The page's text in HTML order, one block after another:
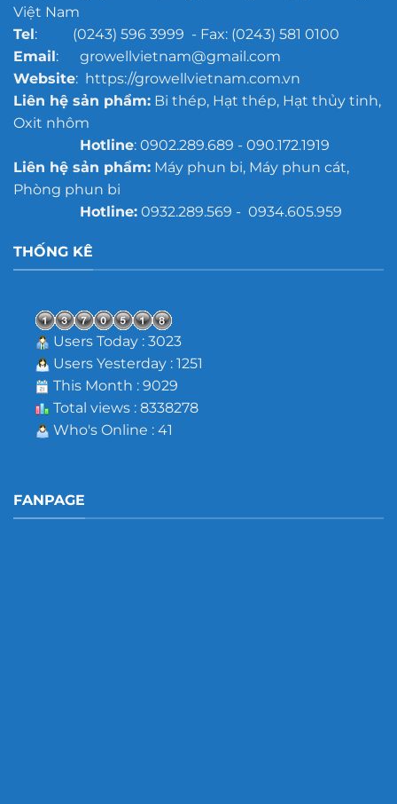
Việt Nam
Tel: (0243) 596 3999 - Fax: (0243) 581 0100
Email: growellvietnam@gmail.com
Website: https://growellvietnam.com.vn
Liên hệ sản phẩm:Bi thép, Hạt thép, Hạt thủy tinh,
Oxit nhôm
Hotline: 0902.289.689 - 090.172.1919
Liên hệ sản phẩm:Máy phun bi, Máy phun cát,
Phòng phun bi
Hotline:0932.289.569 - 0934.605.959
THỐNG KÊ
Users Today : 3023
Users Yesterday : 1251
This Month : 9029
Total views : 8338278
Who's Online : 41
FANPAGE